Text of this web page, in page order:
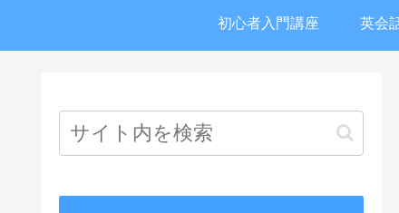
初心者入門講座 英会